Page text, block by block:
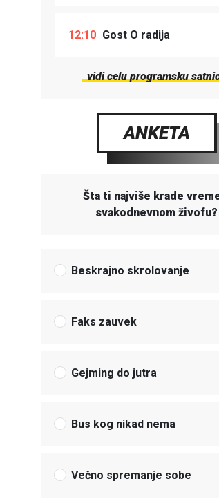
12:10 Gost O radija
vidi celu programsku
ANKETA
Šta ti najviše krade
svakodnevnom živofu?
Beskrajno skrolovanje
Faks zauvek
Gejming do jutra
Bus kog nikad nema
Večno spremanje sobe